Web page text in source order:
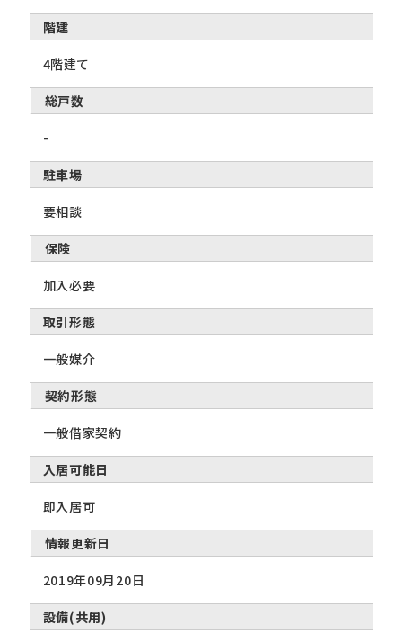
階建
4階建て
総戸数
-
駐車場
要相談
保険
加入必要
取引形態
一般媒介
契約形態
一般借家契約
入居可能日
即入居可
情報更新日
2019年09月20日
設備(共用)